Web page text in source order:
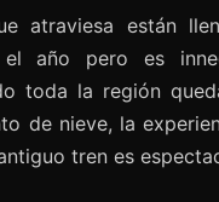
atraviesa están
año pero es
toda la región
de nieve, la
tren es